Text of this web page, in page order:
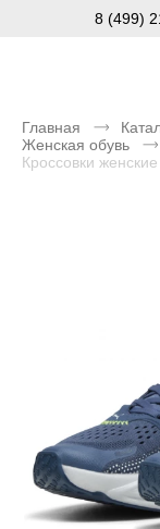
8 (499)
Главная
Женская обувь
Кроссовки